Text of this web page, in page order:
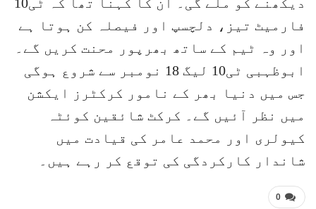
فارمیٹ تیز، دلچسپ اور فیصلہ کن ہوتا ہے
اور وہ ٹیم کے ساتھ بھرپور محنت کریں گے۔
ابوظہبی ٹی10 لیگ 18 نومبر سے شروع ہوگی
جس میں دنیا بھر کے نامور کرکٹرز ایکشن
میں نظر آئیں گے۔ کرکٹ شائقین کوئٹہ
کیولری اور محمد عامر کی قیادت میں
شاندار کارکردگی کی توقع کر رہے ہیں۔
0